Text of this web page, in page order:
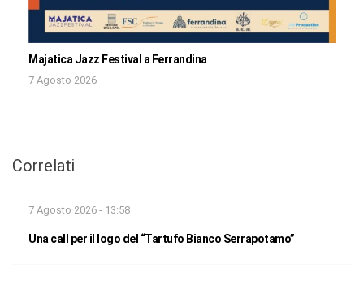
Majatica Jazz Festival a Ferrandina
7 Agosto 2026
Correlati
7 Agosto 2026 - 13:58
Una call per il logo del “Tartufo Bianco Serrapotamo”